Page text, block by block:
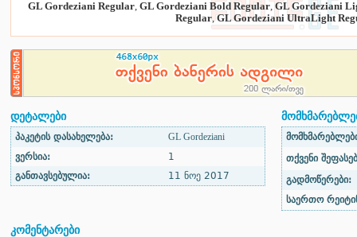
GL Gordeziani Regular, GL Gordeziani Bold Regular, GL Gordeziani
Regular, GL Gordeziani UltraLight
დეტალები
პაკეტის დასახელება:
GL Gordeziani
ვერსია:
1
განთავსებულია:
11 ნოე 2017
თქვენი
გადმოწერები:
საერთო
კომენტარები